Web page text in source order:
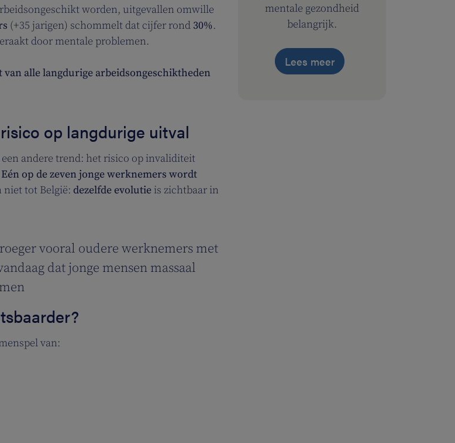
worden, uitgevallen omwille
(+35 jarigen) schommelt dat cijfer rond 30%.
door mentale problemen.
alle langdurige arbeidsongeschiktheden
op langdurige uitval
andere trend: het risico op invaliditeit
Eén op de zeven jonge werknemers wordt
tot België: dezelfde evolutie is zichtbaar in
vooral oudere werknemers met
dat jonge mensen massaal
van:
mentale gezondheid
belangrijk.
Lees meer